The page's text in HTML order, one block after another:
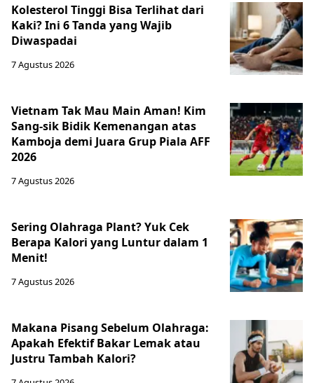
Kolesterol Tinggi Bisa Terlihat dari
Kaki? Ini 6 Tanda yang Wajib
Diwaspadai
7 Agustus 2026
Vietnam Tak Mau Main Aman! Kim
Sang-sik Bidik Kemenangan atas
Kamboja demi Juara Grup Piala AFF
2026
7 Agustus 2026
Sering Olahraga Plant? Yuk Cek
Berapa Kalori yang Luntur dalam 1
Menit!
7 Agustus 2026
Makana Pisang Sebelum Olahraga:
Apakah Efektif Bakar Lemak atau
Justru Tambah Kalori?